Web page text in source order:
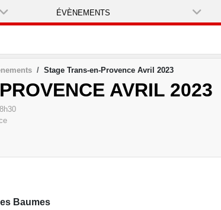
ÉVÈNEMENTS
Stage Trans-en-Provence Avril 2023
AVRIL 2023
Baumes